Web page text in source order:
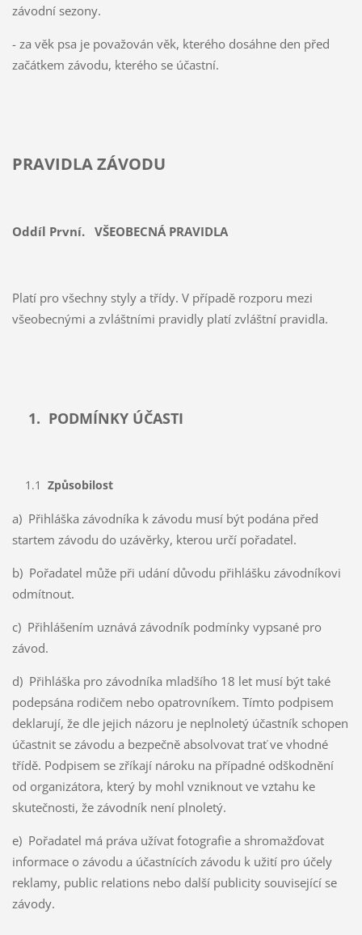
závodní sezony.
- za věk psa je považován věk, kterého dosáhne den před
začátkem závodu, kterého se účastní.
PRAVIDLA ZÁVODU
Oddíl První. VŠEOBECNÁ PRAVIDLA
Platí pro všechny styly a třídy. V případě rozporu mezi
všeobecnými a zvláštními pravidly platí zvláštní pravidla.
1. PODMÍNKY ÚČASTI
1.1 Způsobilost
a) Přihláška závodníka k závodu musí být podána před
startem závodu do uzávěrky, kterou určí pořadatel.
b) Pořadatel může při udání důvodu přihlášku závodníkovi
odmítnout.
c) Přihlášením uznává závodník podmínky vypsané pro
závod.
d) Přihláška pro závodníka mladšího 18 let musí být také
podepsána rodičem nebo opatrovníkem. Tímto podpisem
deklarují, že dle jejich názoru je neplnoletý účastník schopen
účastnit se závodu a bezpečně absolvovat trať ve vhodné
třídě. Podpisem se zříkají nároku na případné odškodnění
od organizátora, který by mohl vzniknout ve vztahu ke
skutečnosti, že závodník není plnoletý.
e) Pořadatel má práva užívat fotografie a shromažďovat
informace o závodu a účastnících závodu k užití pro účely
reklamy, public relations nebo další publicity související se
závody.